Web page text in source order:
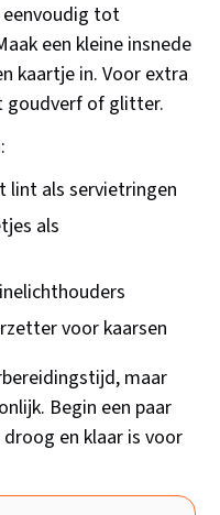
eenvoudig tot
een kleine insnede
kaartje in. Voor extra
goudverf of glitter.
lint als servietringen
als
voor kaarsen
maar
Begin een paar
en klaar is voor